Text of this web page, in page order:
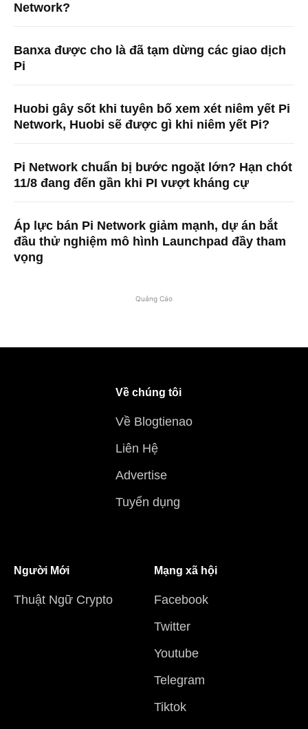
Network?
Banxa được cho là đã tạm dừng các giao dịch
Pi
Huobi gây sốt khi tuyên bố xem xét niêm yết Pi
Network, Huobi sẽ được gì khi niêm yết Pi?
Pi Network chuẩn bị bước ngoặt lớn? Hạn chót
11/8 đang đến gần khi PI vượt kháng cự
Áp lực bán Pi Network giảm mạnh, dự án bắt
đầu thử nghiệm mô hình Launchpad đầy tham
vọng
Quảng Cáo
Về chúng tôi
Về Blogtienao
Liên Hệ
Advertise
Tuyển dụng
Người Mới
Thuật Ngữ Crypto
Mạng xã hội
Facebook
Twitter
Youtube
Telegram
Tiktok